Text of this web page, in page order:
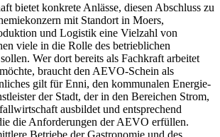
bietet konkrete Anlässe, diesen Abschluss zu
mit Standort in Moers,
und Logistik eine Vielzahl von
viele in die Rolle des betrieblichen
Wer dort bereits als Fachkraft arbeitet
braucht den AEVO-Schein als
gilt für Enni, den kommunalen Energie-
der Stadt, der in den Bereichen Strom,
ausbildet und entsprechend
die Anforderungen der AEVO erfüllen.
Betriebe der Gastronomie und des